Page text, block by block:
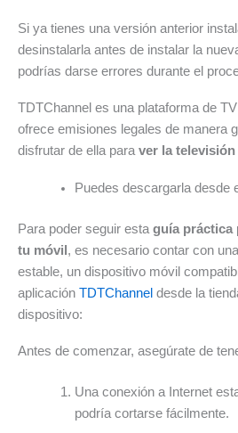
Si ya tienes una versión anterior
desinstalarla antes de instalar la
podrías darse errores durante el
TDTChannel es una plataforma de
ofrece emisiones legales de manera
disfrutar de ella para ver la televisión
Puedes descargarla desde
Para poder seguir esta guía práctica
tu móvil, es necesario contar con
estable, un dispositivo móvil
aplicación TDTChannel desde la
dispositivo:
Antes de comenzar, asegúrate de
Una conexión a Internet
podría cortarse fácilmente.